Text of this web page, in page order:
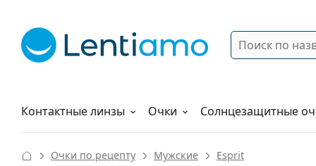
Поиск
Контактные линзы
Растворы Очки Солнцезащитные
Как заказать
Очки по рецепту Мужские Esprit